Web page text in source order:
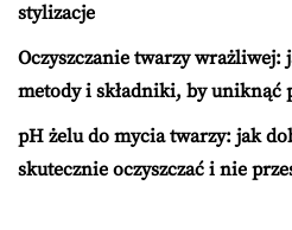
stylizacje
Oczyszczanie twarzy wrażliwej:
metody i składniki, by uniknąć
pH żelu do mycia twarzy: jak
skutecznie oczyszczać i nie